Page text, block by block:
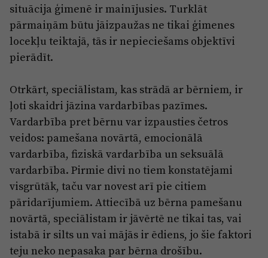
situācija ģimenē ir mainījusies. Turklāt
pārmaiņām būtu jāizpaužas ne tikai ģimenes
locekļu teiktajā, tās ir nepieciešams objektīvi
pierādīt.
Otrkārt, speciālistam, kas strādā ar bērniem, ir
ļoti skaidri jāzina vardarbības pazīmes.
Vardarbība pret bērnu var izpausties četros
veidos: pamešana novārtā, emocionālā
vardarbība, fiziskā vardarbība un seksuālā
vardarbība. Pirmie divi no tiem konstatējami
visgrūtāk, taču var novest arī pie citiem
pāridarījumiem. Attiecībā uz bērna pamešanu
novārtā, speciālistam ir jāvērtē ne tikai tas, vai
istabā ir silts un vai mājās ir ēdiens, jo šie faktori
teju neko nepasaka par bērna drošību.